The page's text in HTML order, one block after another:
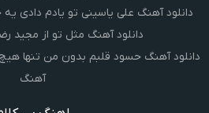
دانلود آهنگ علی یاسینی تو یادم دادی
دانلود آهنگ مثل تو از مجید
دانلود آهنگ حسود قلبم بدون من تنها
آهنگ